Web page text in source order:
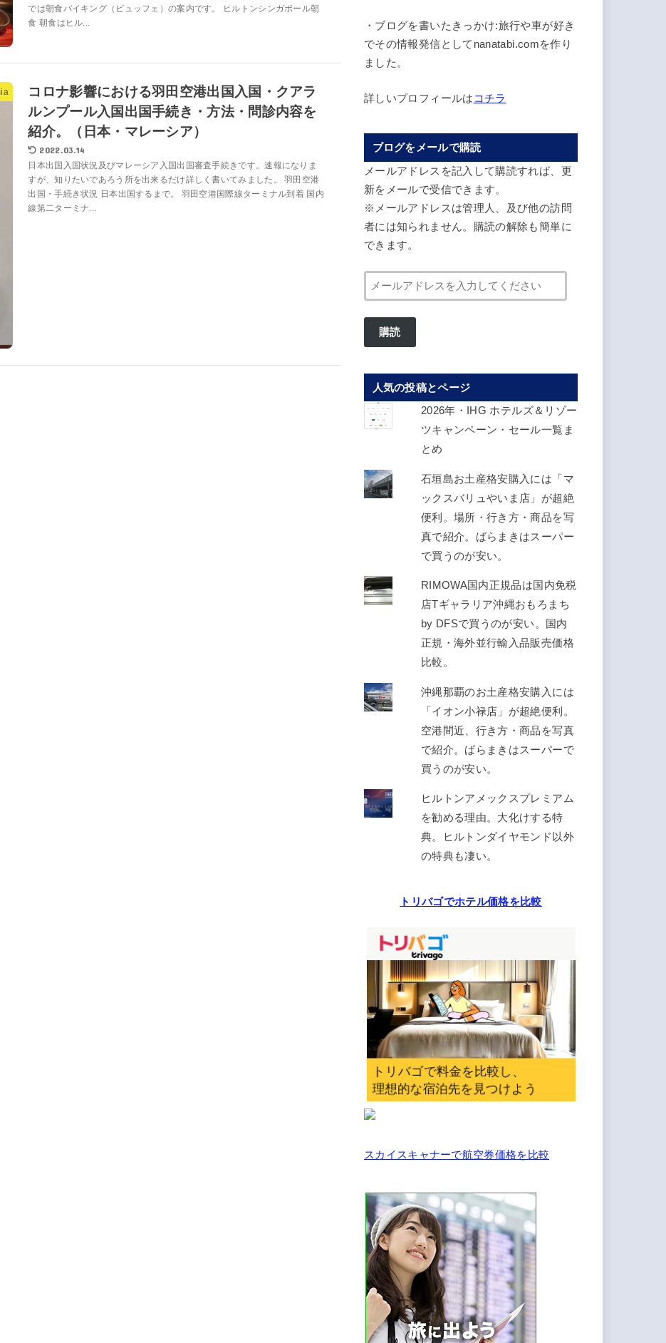
では朝食バイキング（ビュッフェ）の案内です。 ヒルトンシンガポール朝
食 朝食はヒル...
コロナ影響における羽田空港出国入国・クアラ
ルンプール入国出国手続き・方法・問診内容を
紹介。（日本・マレーシア）
2022.03.14
日本出国入国状況及びマレーシア入国出国審査手続きです。速報になりま
すが、知りたいであろう所を出来るだけ詳しく書いてみました。 羽田空港
出国・手続き状況 日本出国するまで。 羽田空港国際線ターミナル到着 国内
線第二ターミナ...
・ブログを書いたきっかけ:旅行や車が好き
でその情報発信としてnanatabi.comを作り
ました。
詳しいプロフィールは コチラ
ブログをメールで購読
メールアドレスを記入して購読すれば、更
新をメールで受信できます。
※メールアドレスは管理人、及び他の訪問
者には知られません。購読の解除も簡単に
できます。
ー
ル
レ
ス
を
入
て
く
購読
人気の投稿とページ
2026年・IHG ホテルズ＆リゾー
ツキャンペーン・セール一覧ま
とめ
石垣島お土産格安購入には「マ
ックスバリュやいま店」が超絶
便利。場所・行き方・商品を写
真で紹介。ばらまきはスーパー
で買うのが安い。
RIMOWA国内正規品は国内免税
店Tギャラリア沖縄おもろまち
by DFSで買うのが安い。国内
正規・海外並行輸入品販売価格
比較。
沖縄那覇のお土産格安購入には
「イオン小禄店」が超絶便利。
空港間近、行き方・商品を写真
で紹介。ばらまきはスーパーで
買うのが安い。
ヒルトンアメックスプレミアム
を勧める理由。大化けする特
典。ヒルトンダイヤモンド以外
の特典も凄い。
トリバゴでホテル価格を比較
スカイスキャナーで航空券価格を比較